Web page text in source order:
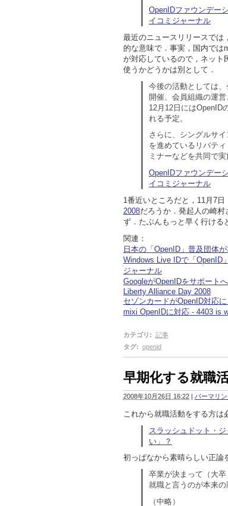
OpenIDファウンデー
イコミジャーナル
最近のニュースリリースでは，
的な意味で．事実，国内では
が対応しているので，ネット
使うかどうかは別として．
今後の活動としては
開催、会員組織の運
12月12日にはOpenID
れる予定。
さらに、シングルサ
を進めているリバテ
ミナーなどを共同で実
OpenIDファウンデー
イコミジャーナル
1番近いところだと，11月7
2008だろうか．発起人の崎
ず．たぶんもっと早く行ける
関連：
日本の「OpenID」普及団体
Windows Live IDで「OpenID
ジャーナル
GoogleがOpenIDをサポート
Liberty Alliance Day 2008
セゾンカードがOpenID対応
mixi OpenIDに対応 - 4403 is
カテゴリ : 記事
タグ: openid
早期化する就職
2008年10月26日 16:22 | パーマリン
これから就職活動をする方は
スラッシュドット・
い」？
初っぱなから素晴らしい正論
卒業が決まって（大
就職と言うのが本来の
（中略）